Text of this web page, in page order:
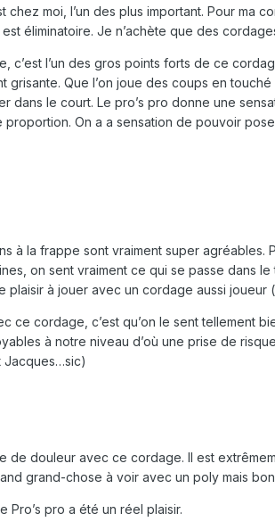
chez moi, l’un des plus important. Pour ma
éliminatoire. Je n’achète que des
c’est l’un des gros points forts de ce
grisante. Que l’on joue des coups en
dans le court. Le pro’s pro donne une
proportion. On a a sensation de pouvoir
à la frappe sont vraiment super
on sent vraiment ce qui se passe dans le
plaisir à jouer avec un cordage aussi joueur
ce cordage, c’est qu’on le sent tellement
à notre niveau d’où une prise de
Jacques…sic)
de douleur avec ce cordage. Il est
grand-chose à voir avec un poly mais
Pro’s pro a été un réel plaisir.